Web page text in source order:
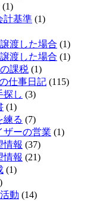
(1)
計基準 (1)
渡した場合 (1)
渡した場合 (1)
課税 (1)
仕事日記 (115)
探し (3)
(1)
練る (7)
ーの営業 (1)
情報 (37)
情報 (21)
(1)
動 (14)